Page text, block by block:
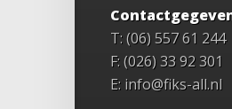
T: (06) 557 61 244
F: (026) 33 92 301
E: info@fiks-all.nl